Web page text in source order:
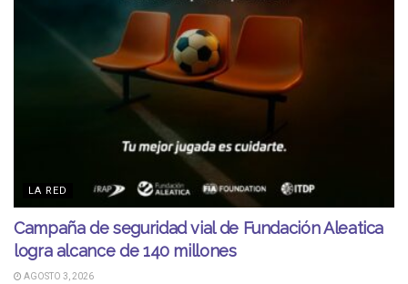
LA RED
Campaña de seguridad vial de Fundación Aleatica
logra alcance de 140 millones
AGOSTO 3, 2026